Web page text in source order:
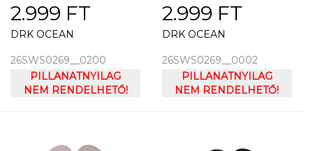
2.999 FT
DRK OCEAN
26SWS0269__0200
PILLANATNYILAG
NEM RENDELHETŐ!
2.999 FT
DRK OCEAN
26SWS0269__0002
PILLANATNYILAG
NEM RENDELHETŐ!